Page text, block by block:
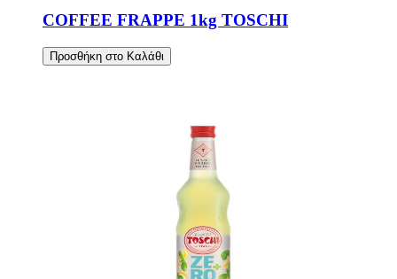
COFFEE FRAPPE 1kg TOSCHI
Προσθήκη στο Καλάθι